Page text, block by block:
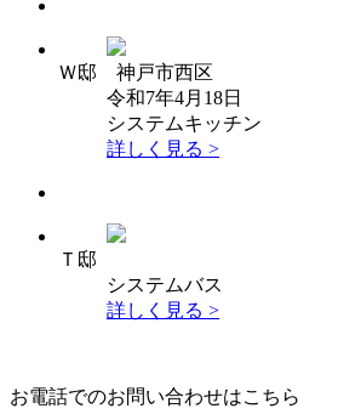
Ｗ邸 神戸市西区
令和7年4月18日
システムキッチン
詳しく見る >
Ｔ邸
システムバス
詳しく見る >
お電話でのお問い合わせはこちら